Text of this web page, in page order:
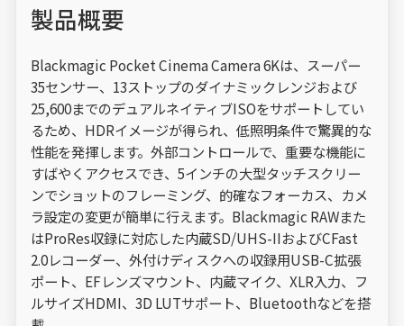
製品概要
Blackmagic Pocket Cinema Camera 6Kは、スーパー
35センサー、13ストップのダイナミックレンジおよび
25,600までのデュアルネイティブISOをサポートしてい
るため、HDRイメージが得られ、低照明条件で驚異的な
性能を発揮します。外部コントロールで、重要な機能に
すばやくアクセスでき、5インチの大型タッチスクリー
ンでショットのフレーミング、的確なフォーカス、カメ
ラ設定の変更が簡単に行えます。Blackmagic RAWまた
はProRes収録に対応した内蔵SD/UHS-IIおよびCFast
2.0レコーダー、外付けディスクへの収録用USB-C拡張
ポート、EFレンズマウント、内蔵マイク、XLR入力、フ
ルサイズHDMI、3D LUTサポート、Bluetoothなどを搭